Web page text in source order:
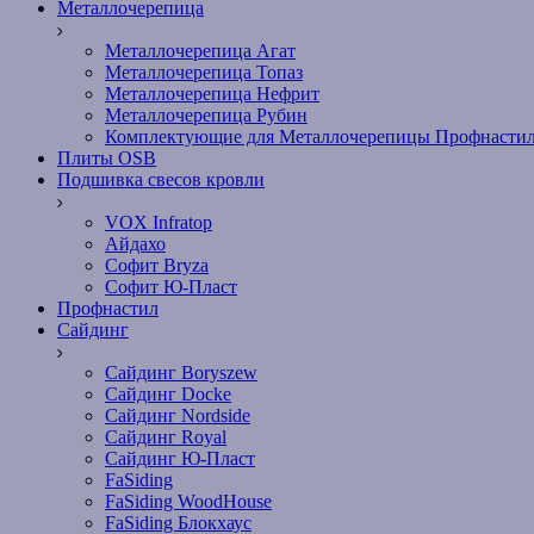
Металлочерепица
Металлочерепица Агат
Металлочерепица Топаз
Металлочерепица Нефрит
Металлочерепица Рубин
Комплектующие для Металлочерепицы
Плиты OSB
Подшивка свесов кровли
VOX Infratop
Айдахо
Софит Bryza
Софит Ю-Пласт
Профнастил
Сайдинг
Сайдинг Boryszew
Сайдинг Docke
Сайдинг Nordside
Сайдинг Royal
Сайдинг Ю-Пласт
FaSiding
FaSiding WoodHouse
FaSiding Блокхаус